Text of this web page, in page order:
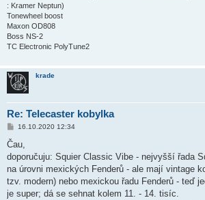
: Kramer Neptun)
Tonewheel boost
Maxon OD808
Boss NS-2
TC Electronic PolyTune2
krade
Re: Telecaster kobylka
P
í
p
ě
e
k
16.10.2020 12:34
Čau,
doporučuju: Squier Classic Vibe - nejvyšší řada
na úrovni mexických Fenderů - ale mají vintage
tzv. modern) nebo mexickou řadu Fenderů - teď
je super; dá se sehnat kolem 11. - 14. tisíc.